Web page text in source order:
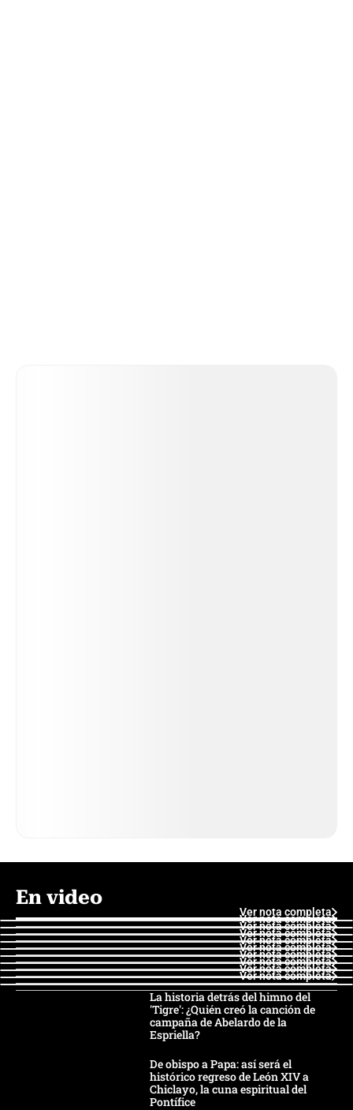
En video
Ver nota completa
Ver nota completa
Ver nota completa
Ver nota completa
Ver nota completa
Ver nota completa
Ver nota completa
Ver nota completa
Ver nota completa
Ver nota completa
La historia detrás del himno del
'Tigre': ¿Quién creó la canción de
campaña de Abelardo de la
Espriella?
De obispo a Papa: así será el
histórico regreso de León XIV a
Chiclayo, la cuna espiritual del
Pontífice